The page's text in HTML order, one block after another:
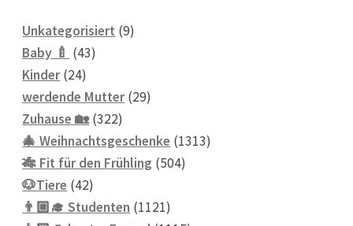
Unkategorisiert 99
Baby 🍼 4343
Kinder 2424
Produkte
werdende Mutter 2929
Zuhause 🏡 322322
Produkte
🎄 Weihnachtsgeschenke 13131313
🎋 Fit für den Frühling 504504
🐶Tiere 4242
Produkte
👨🏼‍🎓 Studenten 11211121